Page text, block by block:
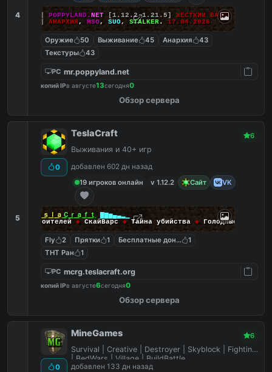
4 POPPYLAND. NET[1.12.2-1.21.5] ЖЕСТКИЙ ВАЙП!
АНАРХИЯ, MSO, SUO, STALKER. 17.04.2026
Оружие 50 Выживание 45 Анархия
43
Текстуры
43
PC mr.poppyland.net
копий IPв августе13сегодня0
Обзор сервера
5
0
TeslaCraft 6
Выживания и 40+ игр
добавлен 602 дн назад
19 игроков онлайн
v 1.12.2 Сайт VK
Ｔｅｓｌａ Ｃｒａｆｔ
▇▆▅▄▃▂▁
Битва строителей ◆ СкайВарс ◆ Тайна убийства ◆ Голодные игры
Fly 2 Прятки 1 Бесплатные донат кейсы
1
ТНТ Ран
1
PC mcrg.teslacraft.org
копий IPв августе6сегодня0
Обзор сервера
0
MineGames 6
Survival | Creative | Destroyer | Skyblock | Fighting
| BedWars | Village | BuildBattle
добавлен 133 дн назад